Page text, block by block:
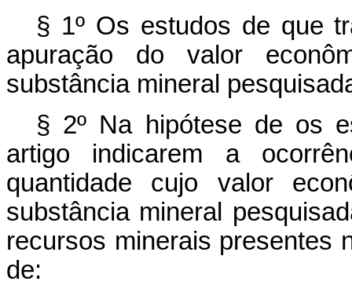
§ 1º Os estudos de que
apuração do valor
substância mineral
§ 2º Na hipótese de os
artigo indicarem a
quantidade cujo valor
substância mineral
recursos minerais presentes
de: